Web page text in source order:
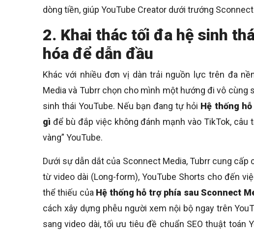
dòng tiền, giúp YouTube Creator dưới trướng
2. Khai thác tối đa hệ sinh
hóa để dẫn đầu
Khác với nhiều đơn vị dàn trải nguồn lực trên đa
Media và Tubrr chọn cho mình một hướng đi vô cùng
sinh thái YouTube. Nếu bạn đang tự hỏi Hệ thống
gì để bù đắp việc không đánh mạnh vào TikTok,
vàng” YouTube.
Dưới sự dẫn dắt của Sconnect Media, Tubrr cung
từ video dài (Long-form), YouTube Shorts cho đến
thể thiếu của Hệ thống hỗ trợ phía sau Sconnect
cách xây dựng phễu người xem nội bộ ngay trên
sang video dài, tối ưu tiêu đề chuẩn SEO thuật toán